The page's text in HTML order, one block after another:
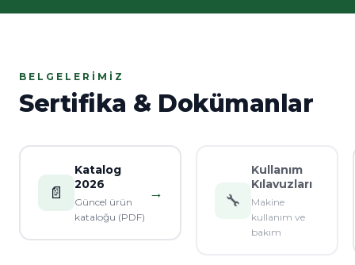
BELGELERIMIZ
Sertifika & Dokümanlar
📄
Katalog
2026
Güncel ürün
kataloğu (PDF)
→ 🔧
Kullanım
Kılavuzları
Makine
kullanım ve
bakım